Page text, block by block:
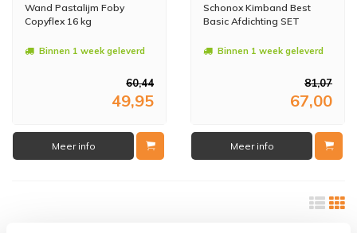
Wand Pastalijm Foby
Copyflex 16 kg
Binnen 1 week geleverd
60,44
49,95
Meer info
Schonox Kimband Best
Basic Afdichting SET
Binnen 1 week geleverd
81,07
67,00
Meer info